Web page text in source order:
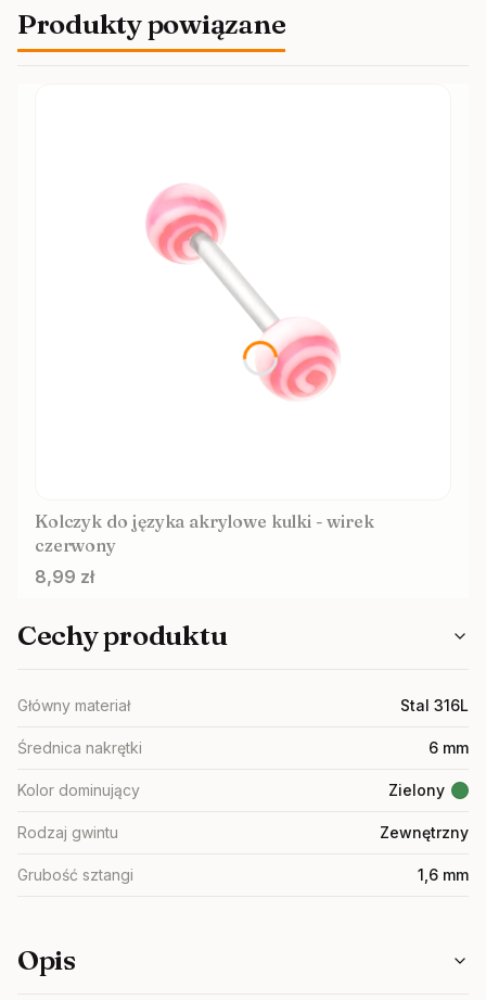
Produkty powiązane
Kolczyk do języka akrylowe kulki - wirek
czerwony
Cena
8,99 zł
Cechy produktu
Główny materiał Stal 316L
Średnica nakrętki 6 mm
Kolor dominujący Zielony
Rodzaj gwintu Zewnętrzny
Grubość sztangi 1,6 mm
Opis